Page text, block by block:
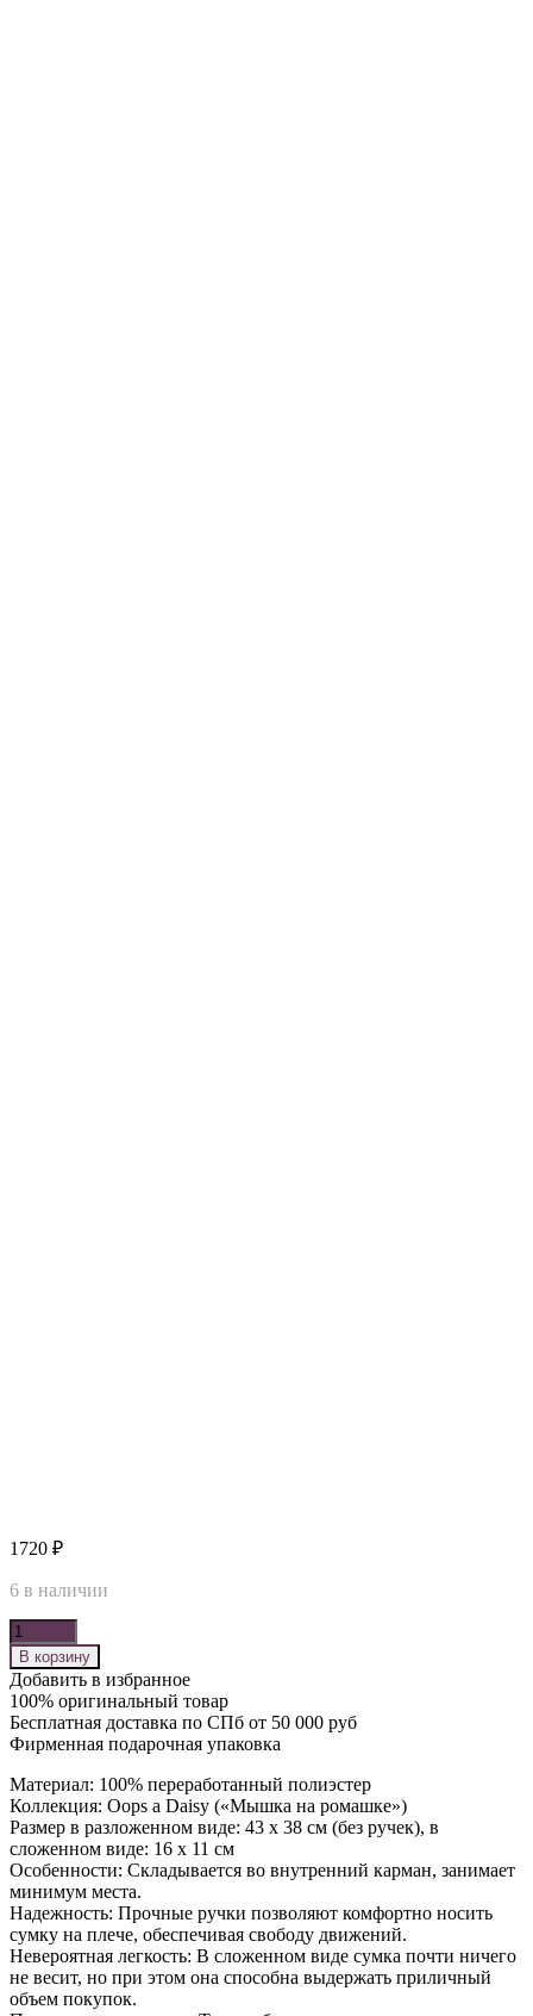
1720 ₽
6 в наличии
Количество
В корзину
Добавить в избранное
100% оригинальный товар
Бесплатная доставка по СПб от 50 000 руб
Фирменная подарочная упаковка
Материал: 100% переработанный полиэстер
Коллекция: Oops a Daisy («Мышка на ромашке»)
Размер в разложенном виде: 43 х 38 см (без ручек), в
сложенном виде: 16 х 11 см
Особенности: Складывается во внутренний карман, занимает
минимум места.
Надежность: Прочные ручки позволяют комфортно носить
сумку на плече, обеспечивая свободу движений.
Невероятная легкость: В сложенном виде сумка почти ничего
не весит, но при этом она способна выдержать приличный
объем покупок.